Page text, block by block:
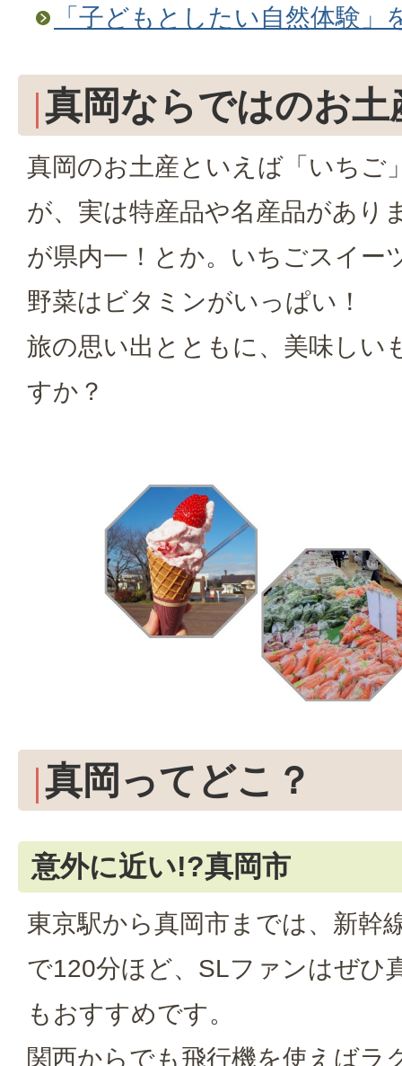
「子どもとしたい自然体験」
真岡ならではのお
真岡のお土産といえば「いちご
が、実は特産品や名産品があり
が県内一！とか。いちごスイー
野菜はビタミンがいっぱい！
旅の思い出とともに、美味しい
すか？
真岡ってどこ？
意外に近い!?真岡市
東京駅から真岡市までは、新幹
で120分ほど、SLファンはぜひ
もおすすめです。
関西からでも飛行機を使えばラ